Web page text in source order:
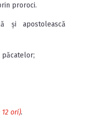
proroci.
și apostolească
păcatelor;
ori).